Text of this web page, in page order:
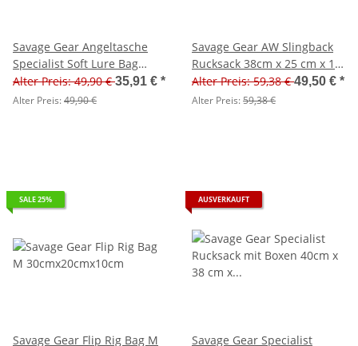
Savage Gear Angeltasche
Specialist Soft Lure Bag
21cm x 28 cm x 32 cm
Alter Preis: 49,90 €35,91 € *
Alter Preis:49,90 €
Savage Gear AW Slingback
Rucksack 38cm x 25 cm x 13
cm
Alter Preis: 59,38 €49,50 € *
Alter Preis:59,38 €
SALE 25%
Savage Gear Flip Rig Bag M
AUSVERKAUFT
Savage Gear Specialist